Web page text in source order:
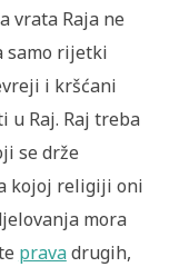
vrata Raja ne
samo rijetki
i kršćani
u Raj. Raj treba
se drže
kojoj religiji oni
mora
pravadrugih,